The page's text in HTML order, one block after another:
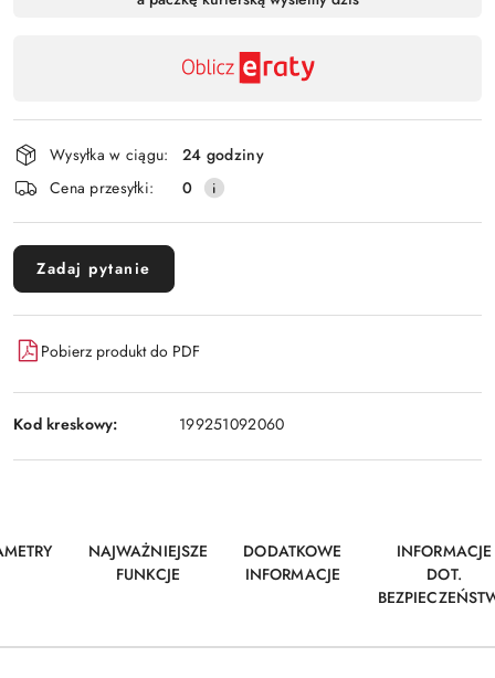
Wysyłka w ciągu:
24 godziny
Cena przesyłki:
0
Zadaj pytanie
Pobierz produkt do PDF
Kod kreskowy: 199251092060
NAJWAŻNIEJSZE
FUNKCJE
DODATKOWE
INFORMACJE
INFORMACJE
DOT.